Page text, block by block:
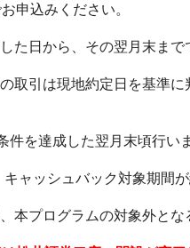
申込みください。
た日から、その翌月末まで
取引は現地約定日を基準に
を達成した翌月末頃行い
ャッシュバック対象期間
本プログラムの対象外とな